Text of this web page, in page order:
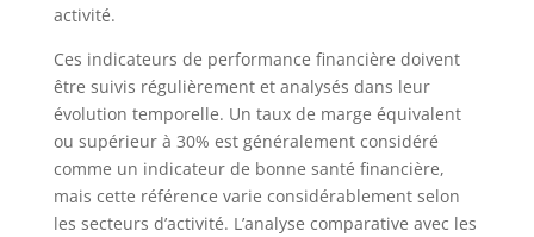
activité.
Ces indicateurs de performance financière doivent
être suivis régulièrement et analysés dans leur
évolution temporelle. Un taux de marge équivalent
ou supérieur à 30% est généralement considéré
comme un indicateur de bonne santé financière,
mais cette référence varie considérablement selon
les secteurs d’activité. L’analyse comparative avec les